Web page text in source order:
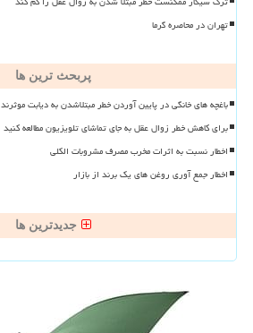
تهران در محاصره گرما
پربحث ترین ها
باغچه های خانگی در پایین آوردن خطر مبتلاشدن به دیابت موثرند
برای کاهش خطر زوال عقل به جای تماشای تلویزیون مطالعه کنید
اخطار نسبت به اثرات مخرب مصرف مشروبات الکلی
اخطار جمع آوری روغن های یک برند از بازار
جدیدترین ها